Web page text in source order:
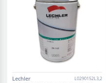
Lechler L0290152L3,2